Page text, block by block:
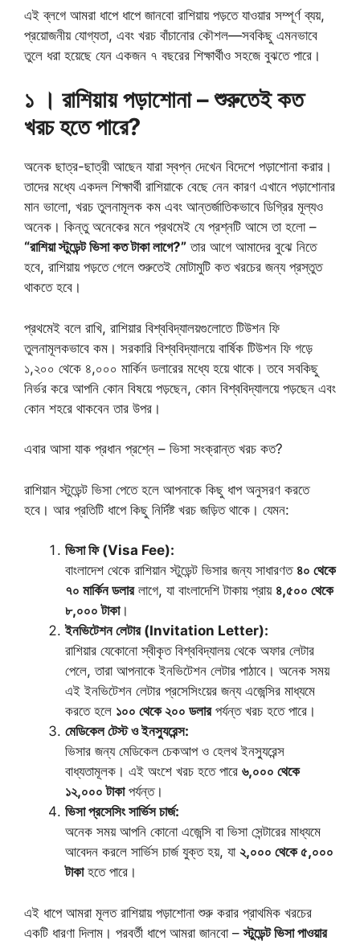
এই ব্লগে আমরা ধাপে ধাপে জানবো রাশিয়ায় পড়তে যাওয়ার সম্পূর্ণ ব্যয়,
প্রয়োজনীয় যোগ্যতা, এবং খরচ বাঁচানোর কৌশল—সবকিছু এমনভাবে
তুলে ধরা হয়েছে যেন একজন ৭ বছরের শিক্ষার্থীও সহজে বুঝতে পারে।
১ । রাশিয়ায় পড়াশোনা – শুরুতেই কত
খরচ হতে পারে?
অনেক ছাত্র-ছাত্রী আছেন যারা স্বপ্ন দেখেন বিদেশে পড়াশোনা করার।
তাদের মধ্যে একদল শিক্ষার্থী রাশিয়াকে বেছে নেন কারণ এখানে পড়াশোনার
মান ভালো, খরচ তুলনামূলক কম এবং আন্তর্জাতিকভাবে ডিগ্রির মূল্যও
অনেক। কিন্তু অনেকের মনে প্রথমেই যে প্রশ্নটি আসে তা হলো –
“রাশিয়া স্টুডেন্ট ভিসা কত টাকা লাগে?” তার আগে আমাদের বুঝে নিতে
হবে, রাশিয়ায় পড়তে গেলে শুরুতেই মোটামুটি কত খরচের জন্য প্রস্তুত
থাকতে হবে।
প্রথমেই বলে রাখি, রাশিয়ার বিশ্ববিদ্যালয়গুলোতে টিউশন ফি
তুলনামূলকভাবে কম। সরকারি বিশ্ববিদ্যালয়ে বার্ষিক টিউশন ফি গড়ে
১,২০০ থেকে ৪,০০০ মার্কিন ডলারের মধ্যে হয়ে থাকে। তবে সবকিছু
নির্ভর করে আপনি কোন বিষয়ে পড়ছেন, কোন বিশ্ববিদ্যালয়ে পড়ছেন এবং
কোন শহরে থাকবেন তার উপর।
এবার আসা যাক প্রধান প্রশ্নে – ভিসা সংক্রান্ত খরচ কত?
রাশিয়ান স্টুডেন্ট ভিসা পেতে হলে আপনাকে কিছু ধাপ অনুসরণ করতে
হবে। আর প্রতিটি ধাপে কিছু নির্দিষ্ট খরচ জড়িত থাকে। যেমন:
ভিসা ফি (Visa Fee):
বাংলাদেশ থেকে রাশিয়ান স্টুডেন্ট ভিসার জন্য সাধারণত ৪০ থেকে
৭০ মার্কিন ডলারলাগে, যা বাংলাদেশি টাকায় প্রায় ৪,৫০০ থেকে
৮,০০০ টাকা।
ইনভিটেশন লেটার (Invitation Letter):
রাশিয়ার যেকোনো স্বীকৃত বিশ্ববিদ্যালয় থেকে অফার লেটার
পেলে, তারা আপনাকে ইনভিটেশন লেটার পাঠাবে। অনেক সময়
এই ইনভিটেশন লেটার প্রসেসিংয়ের জন্য এজেন্সির মাধ্যমে
করতে হলে ১০০ থেকে ২০০ ডলারপর্যন্ত খরচ হতে পারে।
মেডিকেল টেস্ট ও ইনস্যুরেন্স:
ভিসার জন্য মেডিকেল চেকআপ ও হেলথ ইনস্যুরেন্স
বাধ্যতামূলক। এই অংশে খরচ হতে পারে ৬,০০০ থেকে
১২,০০০ টাকাপর্যন্ত।
ভিসা প্রসেসিং সার্ভিস চার্জ:
অনেক সময় আপনি কোনো এজেন্সি বা ভিসা সেন্টারের মাধ্যমে
আবেদন করলে সার্ভিস চার্জ যুক্ত হয়, যা ২,০০০ থেকে ৫,০০০
টাকাহতে পারে।
এই ধাপে আমরা মূলত রাশিয়ায় পড়াশোনা শুরু করার প্রাথমিক খরচের
একটি ধারণা দিলাম। পরবর্তী ধাপে আমরা জানবো –স্টুডেন্ট ভিসা পাওয়ার